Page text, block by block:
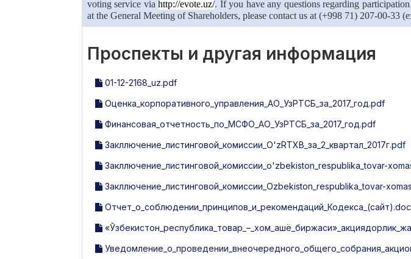
voting service viahttp://evote.uz/. If you have any questions regarding
at the General Meeting of Shareholders, please contact us at (+998 71) 207-00-33
Проспекты и другая информация
01-12-2168_uz.pdf
Оценка_корпоративного_управления_АО_УзРТСБ_за_2017_год.pdf
Финансовая_отчетность_по_МСФО_АО_УзРТСБ_за_2017_год.pdf
Закллючение_листинговой_комиссии_O'zRTXB_за_2_квартал_2017г.pdf
Закллючение_листинговой_комиссии_o'zbekiston_respublika_tovar-
Закллючение_листинговой_комиссии_Ozbekiston_respublika_tovar-
Отчет_о_соблюдении_принципов_и_рекомендаций_Кодекса_(сайт).doc